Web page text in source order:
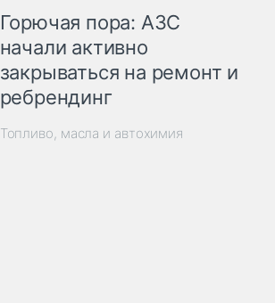
Горючая пора: АЗС
начали активно
закрываться на ремонт и
ребрендинг
Топливо, масла и автохимия